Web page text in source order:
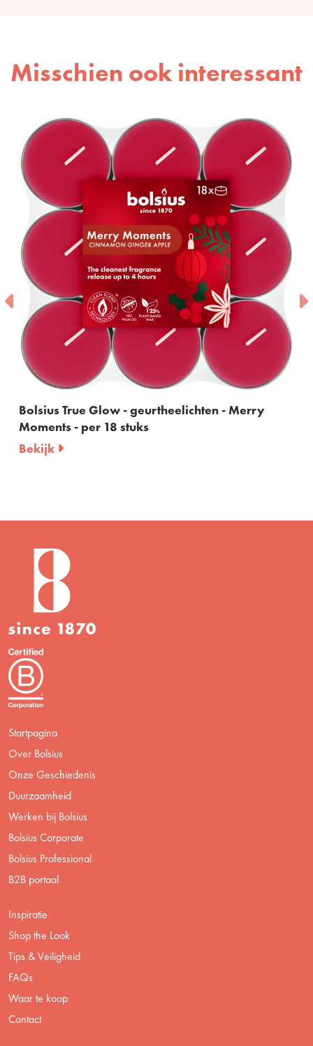
Misschien ook interessant
Bolsius True Glow - geurtheelichten - Merry
Moments - per 18 stuks
Bekijk
Startpagina
Over Bolsius
Onze Geschiedenis
Duurzaamheid
Werken bij Bolsius
Bolsius Corporate
Bolsius Professional
B2B portaal
Inspiratie
Shop the Look
Tips & Veiligheid
FAQs
Waar te koop
Contact